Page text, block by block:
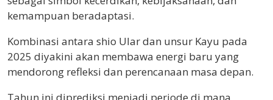
kemampuan beradaptasi.
Kombinasi antara shio Ular dan unsur Kayu pada
2025 diyakini akan membawa energi baru yang
mendorong refleksi dan perencanaan masa depan.
Tahun ini diprediksi menjadi periode di mana